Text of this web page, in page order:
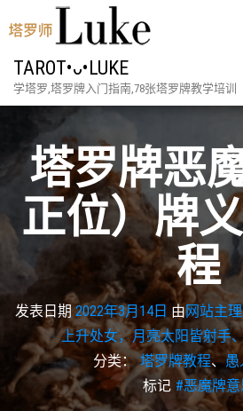
TAROT•ᴗ•LUKE
学塔罗,塔罗牌入门指南,78张塔罗牌教学培训
塔罗牌恶
正位）牌
程
发表日期2022年3月14日 由网站主
上升处女，月亮太阳皆射手
分类： 塔罗牌教程、愚
标记 #恶魔牌